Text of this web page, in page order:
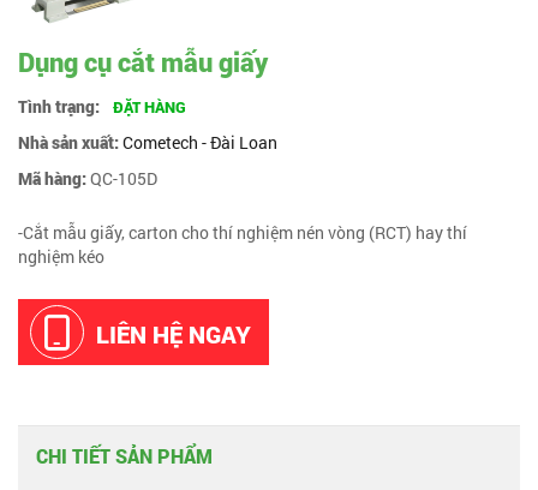
Dụng cụ cắt mẫu giấy
Tình trạng: ĐẶT HÀNG
Nhà sản xuất:Cometech - Đài Loan
Mã hàng:QC-105D
-Cắt mẫu giấy, carton cho thí nghiệm nén vòng (RCT) hay thí
nghiệm kéo
LIÊN HỆ NGAY
CHI TIẾT SẢN PHẨM